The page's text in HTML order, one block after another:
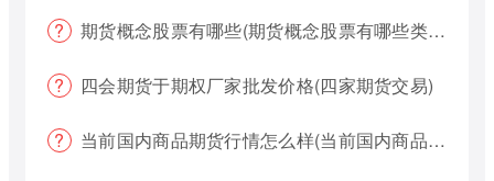
期货概念股票有哪些(期货概念股票有哪些类型)
四会期货于期权厂家批发价格(四家期货交易)
当前国内商品期货行情怎么样(当前国内商品期货行情怎么样了)